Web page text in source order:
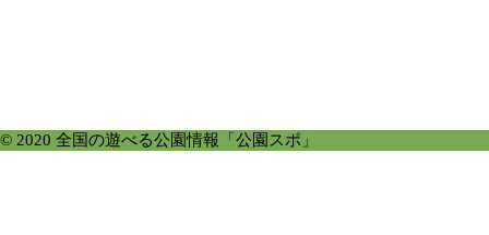
© 2020 全国の遊べる公園情報「公園スポ」